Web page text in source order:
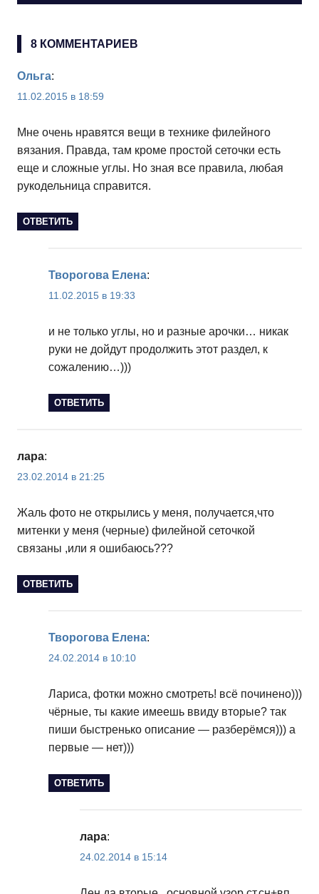
8 КОММЕНТАРИЕВ
Ольга:
11.02.2015 в 18:59
Мне очень нравятся вещи в технике филейного
вязания. Правда, там кроме простой сеточки есть
еще и сложные углы. Но зная все правила, любая
рукодельница справится.
ОТВЕТИТЬ
Творогова Елена:
11.02.2015 в 19:33
и не только углы, но и разные арочки… никак
руки не дойдут продолжить этот раздел, к
сожалению…)))
ОТВЕТИТЬ
лара:
23.02.2014 в 21:25
Жаль фото не открылись у меня, получается,что
митенки у меня (черные) филейной сеточкой
связаны ,или я ошибаюсь???
ОТВЕТИТЬ
Творогова Елена:
24.02.2014 в 10:10
Лариса, фотки можно смотреть! всё починено)))
чёрные, ты какие имеешь ввиду вторые? так
пиши быстренько описание — разберёмся))) а
первые — нет)))
ОТВЕТИТЬ
лара:
24.02.2014 в 15:14